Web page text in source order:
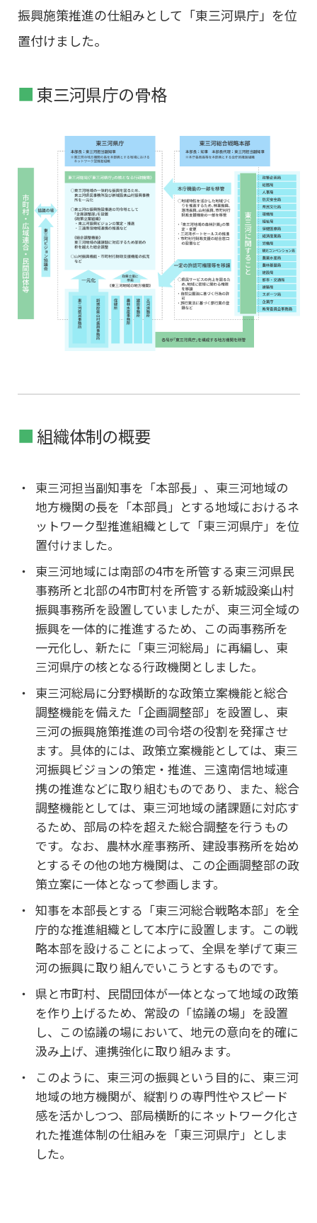
振興施策推進の仕組みとして「東三河県庁」を位
置付けました。
東三河県庁の骨格
組織体制の概要
東三河担当副知事を「本部長」、東三河地域の
地方機関の長を「本部員」とする地域におけるネ
ットワーク型推進組織として「東三河県庁」を位
置付けました。
東三河地域には南部の4市を所管する東三河県民
事務所と北部の4市町村を所管する新城設楽山村
振興事務所を設置していましたが、東三河全域の
振興を一体的に推進するため、この両事務所を
一元化し、新たに「東三河総局」に再編し、東
三河県庁の核となる行政機関としました。
東三河総局に分野横断的な政策立案機能と総合
調整機能を備えた「企画調整部」を設置し、東
三河の振興施策推進の司令塔の役割を発揮させ
ます。具体的には、政策立案機能としては、東三
河振興ビジョンの策定・推進、三遠南信地域連
携の推進などに取り組むものであり、また、総合
調整機能としては、東三河地域の諸課題に対応す
るため、部局の枠を超えた総合調整を行うもの
です。なお、農林水産事務所、建設事務所を始め
とするその他の地方機関は、この企画調整部の政
策立案に一体となって参画します。
知事を本部長とする「東三河総合戦略本部」を全
庁的な推進組織として本庁に設置します。この戦
略本部を設けることによって、全県を挙げて東三
河の振興に取り組んでいこうとするものです。
県と市町村、民間団体が一体となって地域の政策
を作り上げるため、常設の「協議の場」を設置
し、この協議の場において、地元の意向を的確に
汲み上げ、連携強化に取り組みます。
このように、東三河の振興という目的に、東三河
地域の地方機関が、縦割りの専門性やスピード
感を活かしつつ、部局横断的にネットワーク化さ
れた推進体制の仕組みを「東三河県庁」としま
した。